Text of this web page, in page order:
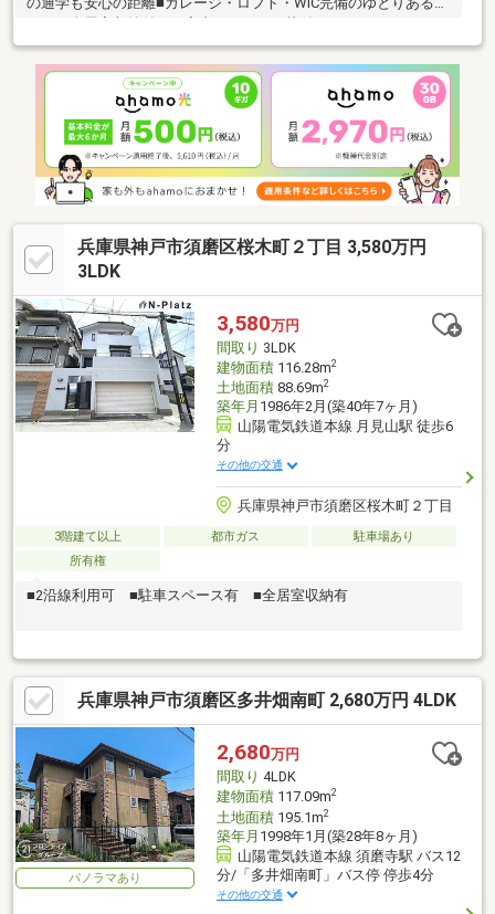
兵庫県神戸市須磨区桜木町２丁目 3,580万円
3LDK
3,580万円
間取り 3LDK
建物面積116.28m2
土地面積88.69m2
築年月 1986年2月(築40年7ヶ月)
山陽電気鉄道本線 月見山駅 徒歩6
分
その他の交通
兵庫県神戸市須磨区桜木町２丁目
3階建て以上 都市ガス
駐車場あり
所有権
■2沿線利用可 ■駐車スペース有 ■全居室収納有
兵庫県神戸市須磨区多井畑南町 2,680万円 4LDK
パノラマあり
2,680万円
間取り 4LDK
建物面積117.09m2
土地面積195.1m2
築年月 1998年1月(築28年8ヶ月)
山陽電気鉄道本線 須磨寺駅 バス12
分/「多井畑南町」バス停 停歩4分
その他の交通